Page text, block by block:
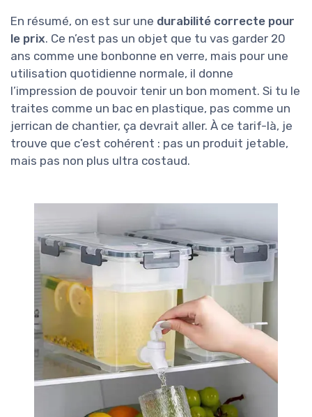
En résumé, on est sur une durabilité correcte pour
le prix. Ce n’est pas un objet que tu vas garder 20
ans comme une bonbonne en verre, mais pour une
utilisation quotidienne normale, il donne
l’impression de pouvoir tenir un bon moment. Si tu le
traites comme un bac en plastique, pas comme un
jerrican de chantier, ça devrait aller. À ce tarif-là, je
trouve que c’est cohérent : pas un produit jetable,
mais pas non plus ultra costaud.